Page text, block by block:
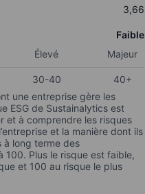
3,66
Faible
Élevé Majeur
30-40
40+
une entreprise gère les
ESG de Sustainalytics est
et à comprendre les risques
et la manière dont ils
à long terme des
100. Plus le risque est faible,
et 100 au risque le plus